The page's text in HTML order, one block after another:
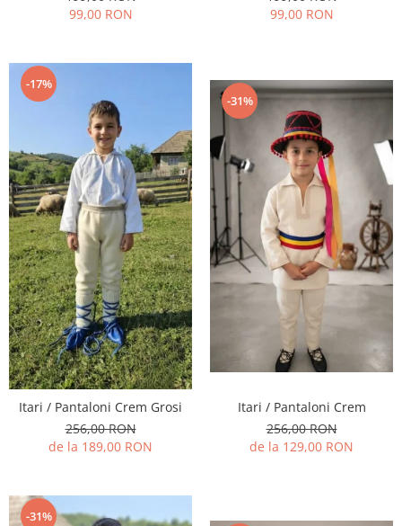
99,00 RON
99,00 RON
-17%
Itari / Pantaloni Crem Grosi
256,00 RON
de la 189,00 RON
-31%
Itari / Pantaloni Crem
256,00 RON
de la 129,00 RON
-31%